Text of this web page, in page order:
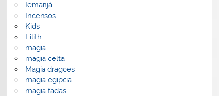
Iemanjá
Incensos
Kids
Lilith
magia
magia celta
Magia dragoes
magia egipcia
magia fadas